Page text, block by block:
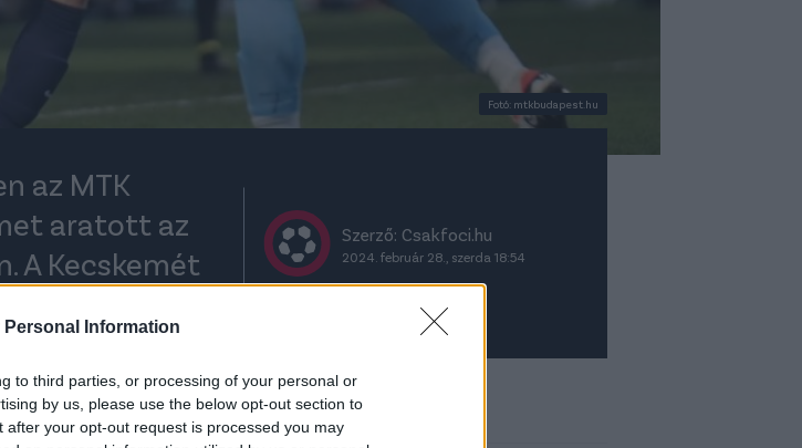
Personal Information
to third parties, or processing of your personal or
by us, please use the below opt-out section to
your opt-out request is processed you may
Fotó: mtkbudapest.hu
az MTK
aratott az
A Kecskemét
Szerző: Csakfoci.hu
2024. február 28., szerda 18:54
Google News oldalán is! Ezeket ajánljuk